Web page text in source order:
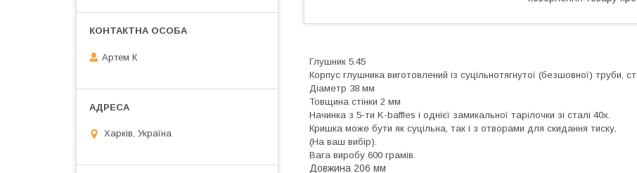
Глушник 5.45
Корпус глушника виготовлений із суцільнотягнутої (безшовної) труби,
Діаметр 38 мм
Товщина стінки 2 мм
Начинка з 5-ти K-baffles і однієї замикальної тарілочки зі сталі 40х.
Кришка може бути як суцільна, так і з отворами для скидання тиску,
(На ваш вибір).
Вага виробу 600 грамів.
Довжина 206 мм
Артем К
Харків, Україна